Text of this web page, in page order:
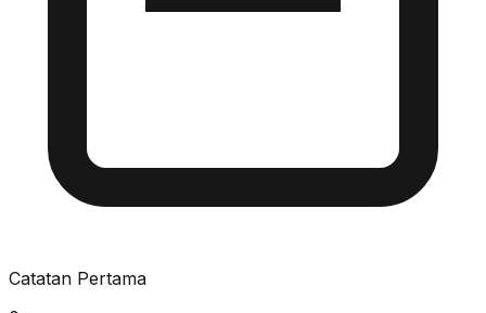
Catatan Pertama